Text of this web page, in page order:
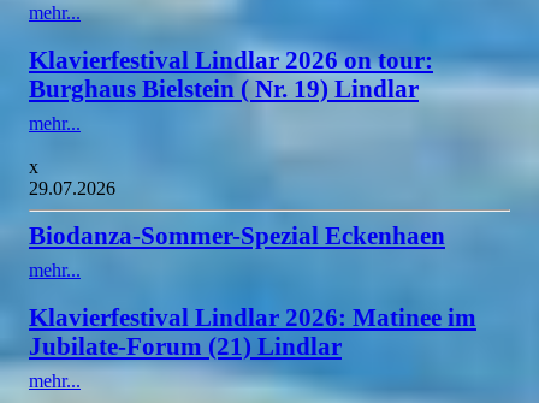
mehr...
Klavierfestival Lindlar 2026 on tour:
Burghaus Bielstein ( Nr. 19) Lindlar
mehr...
x
29.07.2026
Biodanza-Sommer-Spezial Eckenhaen
mehr...
Klavierfestival Lindlar 2026: Matinee im
Jubilate-Forum (21) Lindlar
mehr...